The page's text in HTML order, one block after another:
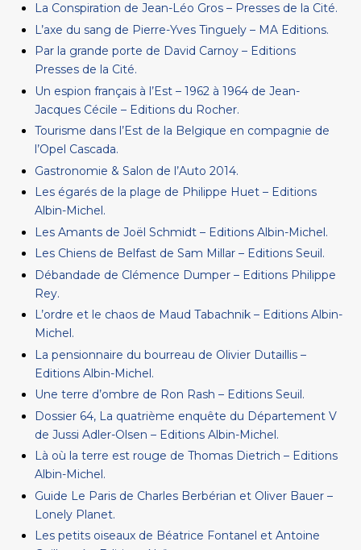
La Conspiration de Jean-Léo Gros – Presses de la Cité.
L’axe du sang de Pierre-Yves Tinguely – MA Editions.
Par la grande porte de David Carnoy – Editions
Presses de la Cité.
Un espion français à l’Est – 1962 à 1964 de Jean-
Jacques Cécile – Editions du Rocher.
Tourisme dans l’Est de la Belgique en compagnie de
l’Opel Cascada.
Gastronomie & Salon de l’Auto 2014.
Les égarés de la plage de Philippe Huet – Editions
Albin-Michel.
Les Amants de Joël Schmidt – Editions Albin-Michel.
Les Chiens de Belfast de Sam Millar – Editions Seuil.
Débandade de Clémence Dumper – Editions Philippe
Rey.
L’ordre et le chaos de Maud Tabachnik – Editions Albin-
Michel.
La pensionnaire du bourreau de Olivier Dutaillis –
Editions Albin-Michel.
Une terre d’ombre de Ron Rash – Editions Seuil.
Dossier 64, La quatrième enquête du Département V
de Jussi Adler-Olsen – Editions Albin-Michel.
Là où la terre est rouge de Thomas Dietrich – Editions
Albin-Michel.
Guide Le Paris de Charles Berbérian et Oliver Bauer –
Lonely Planet.
Les petits oiseaux de Béatrice Fontanel et Antoine